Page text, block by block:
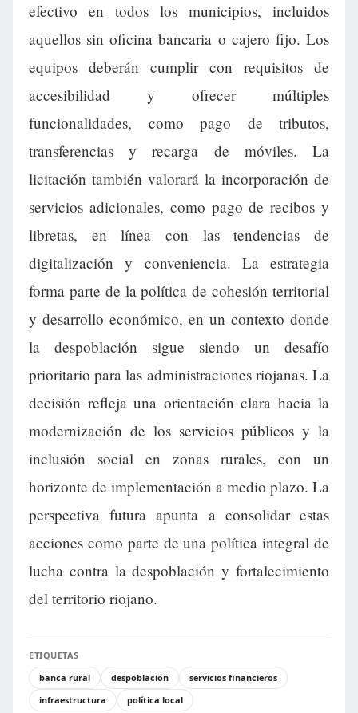
efectivo en todos los municipios, incluidos
aquellos sin oficina bancaria o cajero fijo. Los
equipos deberán cumplir con requisitos de
accesibilidad y ofrecer múltiples
funcionalidades, como pago de tributos,
transferencias y recarga de móviles. La
licitación también valorará la incorporación de
servicios adicionales, como pago de recibos y
libretas, en línea con las tendencias de
digitalización y conveniencia. La estrategia
forma parte de la política de cohesión territorial
y desarrollo económico, en un contexto donde
la despoblación sigue siendo un desafío
prioritario para las administraciones riojanas. La
decisión refleja una orientación clara hacia la
modernización de los servicios públicos y la
inclusión social en zonas rurales, con un
horizonte de implementación a medio plazo. La
perspectiva futura apunta a consolidar estas
acciones como parte de una política integral de
lucha contra la despoblación y fortalecimiento
del territorio riojano.
ETIQUETAS
banca rural
despoblación
servicios financieros
infraestructura
política local